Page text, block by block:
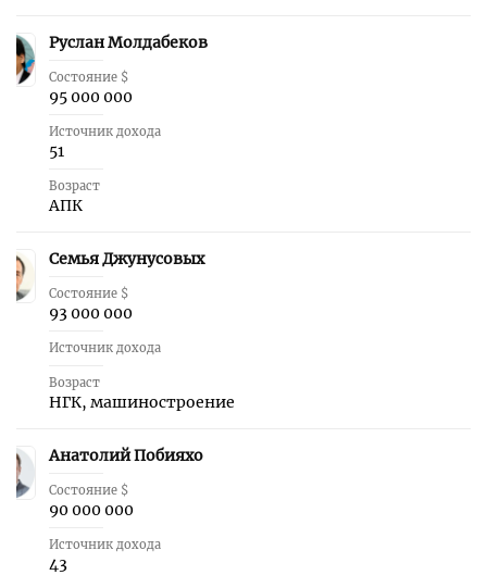
48 Руслан Молдабеков
Состояние $
95 000 000
Источник дохода
51
Возраст
АПК
49 Семья Джунусовых
Состояние $
93 000 000
Источник дохода
Возраст
НГК, машиностроение
50 Анатолий Побияхо
Состояние $
90 000 000
Источник дохода
43